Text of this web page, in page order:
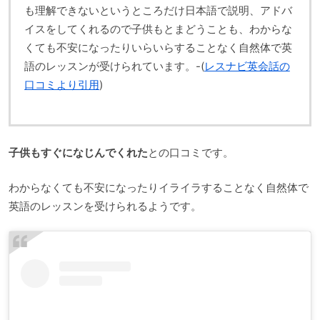
も理解できないというところだけ日本語で説明、アドバ
イスをしてくれるので子供もとまどうことも、わからな
くても不安になったりいらいらすることなく自然体で英
語のレッスンが受けられています。-(レスナビ英会話の
口コミより引用)
子供もすぐになじんでくれたとの口コミです。
わからなくても不安になったりイライラすることなく自然体で
英語のレッスンを受けられるようです。